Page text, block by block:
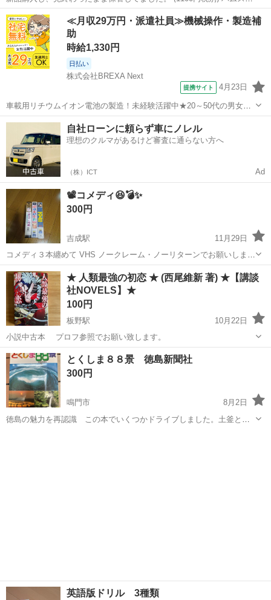
ーを飼ってる人、これから飼おうかな？と思っている人いれば、役立
ててください🐹 折れや、やぶれなどなく、多少の使用感ありますが、
美品と思います。 神...
徳島 板野郡 その他 ハムスター
≪月収29万円・派遣社員≫機械操作・製造補
助
時給1,330円
日払い
株式会社BREXA Next
提携サイト 4月23日
車載用リチウムイオン電池の製造！未経験活躍中★20～50代の男女活
躍中！寮費無料★備品付き1R寮完備！自宅からマイカー通勤OK！無料
駐車場完備◎正社員登用制度あり！《徳島県板野郡松茂町》 人気の工
場のお仕事 ◇車載用リチウ...
徳島 その他
自社ローンに頼らず車にノレル
理想のクルマがあるけど審査に通らない方へ
（株）ICT Ad
📽️コメディ😆💣️✨
300円
吉成駅
11月29日
コメディ３本纏めて VHS ノークレーム・ノーリターンでお願いしま
す。
徳島 徳島市 吉成駅 その他 ビデオテープ
★ 人類最強の初恋 ★ (西尾維新 著) ★【講談
社NOVELS】★
100円
板野駅
10月22日
小説中古本 プロフ参照でお願い致します。
徳島 板野郡 板野駅 その他
とくしま８８景 徳島新聞社
300円
鳴門市
8月2日
徳島の魅力を再認識 この本でいくつかドライブしました。土釜とか
英語版ドリル 3種類